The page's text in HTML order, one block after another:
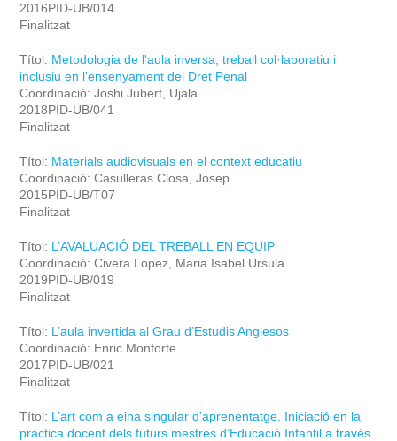
2016PID-UB/014
Finalitzat
Títol: Metodologia de l'aula inversa, treball col·laboratiu i
inclusiu en l'ensenyament del Dret Penal
Coordinació: Joshi Jubert, Ujala
2018PID-UB/041
Finalitzat
Títol: Materials audiovisuals en el context educatiu
Coordinació: Casulleras Closa, Josep
2015PID-UB/T07
Finalitzat
Títol: L’AVALUACIÓ DEL TREBALL EN EQUIP
Coordinació: Civera Lopez, Maria Isabel Ursula
2019PID-UB/019
Finalitzat
Títol: L’aula invertida al Grau d’Estudis Anglesos
Coordinació: Enric Monforte
2017PID-UB/021
Finalitzat
Títol: L’art com a eina singular d’aprenentatge. Iniciació en la
pràctica docent dels futurs mestres d’Educació Infantil a través